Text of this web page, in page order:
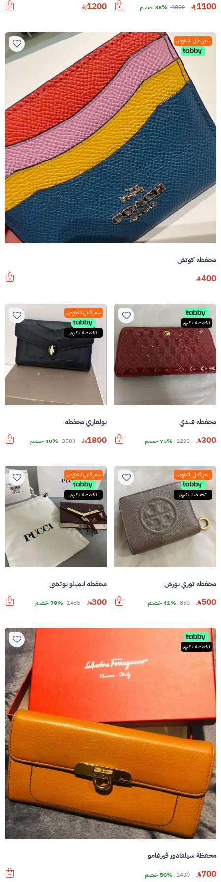
1100
1800 38% خصم 1200
سعر قابل للتفاوض
محفظة كوتش
400
تخفيضات كبرى
محفظة فندي
300
1200 75% خصم
سعر قابل للتفاوض
تخفيضات كبرى
بولغاري محفظة
1800
3500 48% خصم
سعر قابل للتفاوض
تخفيضات كبرى
محفظة توري بورش
500
860 41% خصم
سعر قابل للتفاوض
تخفيضات كبرى
محفظة ايميلو بوتشي
300
1485 79% خصم
تخفيضات كبرى
محفظة سيلفادور فيرغامو
700
1400 50% خصم